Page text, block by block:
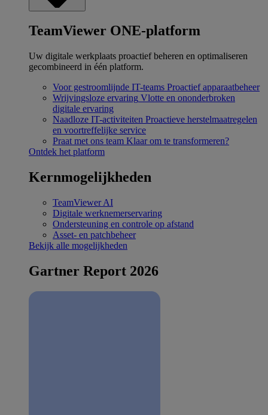
TeamViewer ONE-platform
Uw digitale werkplaats proactief beheren en optimaliseren
gecombineerd in één platform.
Voor gestroomlijnde IT-teams Proactief apparaatbeheer
Wrijvingsloze ervaring Vlotte en ononderbroken
digitale ervaring
Naadloze IT-activiteiten Proactieve herstelmaatregelen
en voortreffelijke service
Praat met ons team Klaar om te transformeren?
Ontdek het platform
Kernmogelijkheden
TeamViewer AI
Digitale werknemerservaring
Ondersteuning en controle op afstand
Asset- en patchbeheer
Bekijk alle mogelijkheden
Gartner Report 2026